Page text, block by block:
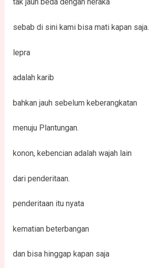
tak jauh beda dengan neraka
sebab di sini kami bisa mati kapan saja.
lepra
adalah karib
bahkan jauh sebelum keberangkatan
menuju Plantungan.
konon, kebencian adalah wajah lain
dari penderitaan.
penderitaan itu nyata
kematian beterbangan
dan bisa hinggap kapan saja